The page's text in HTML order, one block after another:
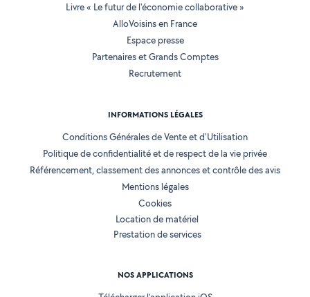
Livre « Le futur de l'économie collaborative »
AlloVoisins en France
Espace presse
Partenaires et Grands Comptes
Recrutement
INFORMATIONS LÉGALES
Conditions Générales de Vente et d'Utilisation
Politique de confidentialité et de respect de la vie privée
Référencement, classement des annonces et contrôle des avis
Mentions légales
Cookies
Location de matériel
Prestation de services
NOS APPLICATIONS